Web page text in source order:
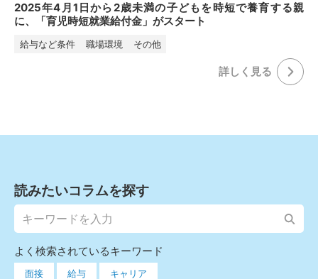
2025年4月1日から2歳未満の子どもを時短で養育する親
に、「育児時短就業給付金」がスタート
給与など条件 職場環境 その他
詳しく⾒る
読みたいコラムを探す
よく検索されているキーワード
面接 給与 キャリア